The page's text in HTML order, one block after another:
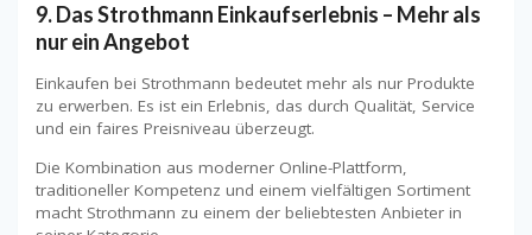
9. Das Strothmann Einkaufserlebnis – Mehr als
nur ein Angebot
Einkaufen bei Strothmann bedeutet mehr als nur Produkte
zu erwerben. Es ist ein Erlebnis, das durch Qualität, Service
und ein faires Preisniveau überzeugt.
Die Kombination aus moderner Online-Plattform,
traditioneller Kompetenz und einem vielfältigen Sortiment
macht Strothmann zu einem der beliebtesten Anbieter in